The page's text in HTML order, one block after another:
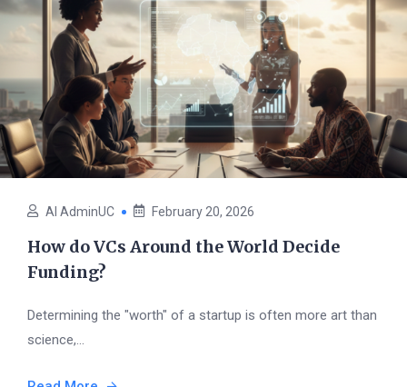
AI AdminUC February 20, 2026
How do VCs Around the World Decide
Funding?
Determining the "worth" of a startup is often more art than
science,...